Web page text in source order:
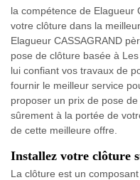
la compétence de Elagueur
votre clôture dans la
Elagueur CASSAGRAND
pose de clôture basée à
lui confiant vos travaux de
fournir le meilleur service
proposer un prix de pose
sûrement à la portée de
de cette meilleure offre.
Installez votre clôture
La clôture est un